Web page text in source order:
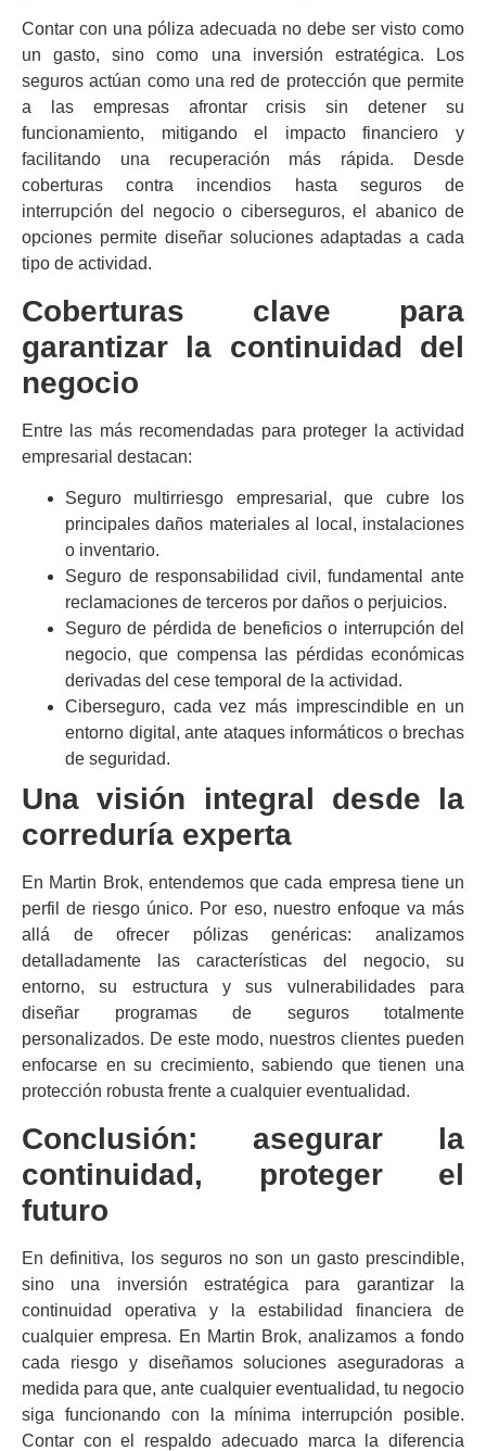
Contar con una póliza adecuada no debe ser visto como
un gasto, sino como una inversión estratégica. Los
seguros actúan como una red de protección que permite
a las empresas afrontar crisis sin detener su
funcionamiento, mitigando el impacto financiero y
facilitando una recuperación más rápida. Desde
coberturas contra incendios hasta seguros de
interrupción del negocio o ciberseguros, el abanico de
opciones permite diseñar soluciones adaptadas a cada
tipo de actividad.
Coberturas clave para
garantizar la continuidad del
negocio
Entre las más recomendadas para proteger la actividad
empresarial destacan:
Seguro multirriesgo empresarial , que cubre los
principales daños materiales al local, instalaciones
o inventario.
Seguro de responsabilidad civil , fundamental ante
reclamaciones de terceros por daños o perjuicios.
Seguro de pérdida de beneficios o interrupción del
negocio, que compensa las pérdidas económicas
derivadas del cese temporal de la actividad.
Ciberseguro, cada vez más imprescindible en un
entorno digital, ante ataques informáticos o brechas
de seguridad.
Una visión integral desde la
correduría experta
En Martin Brok, entendemos que cada empresa tiene un
perfil de riesgo único. Por eso, nuestro enfoque va más
allá de ofrecer pólizas genéricas: analizamos
detalladamente las características del negocio, su
entorno, su estructura y sus vulnerabilidades para
diseñar programas de seguros totalmente
personalizados. De este modo, nuestros clientes pueden
enfocarse en su crecimiento, sabiendo que tienen una
protección robusta frente a cualquier eventualidad.
Conclusión: asegurar la
continuidad, proteger el
futuro
En definitiva, los seguros no son un gasto prescindible,
sino una inversión estratégica para garantizar la
continuidad operativa y la estabilidad financiera de
cualquier empresa. En Martin Brok, analizamos a fondo
cada riesgo y diseñamos soluciones aseguradoras a
medida para que, ante cualquier eventualidad, tu negocio
siga funcionando con la mínima interrupción posible.
Contar con el respaldo adecuado marca la diferencia